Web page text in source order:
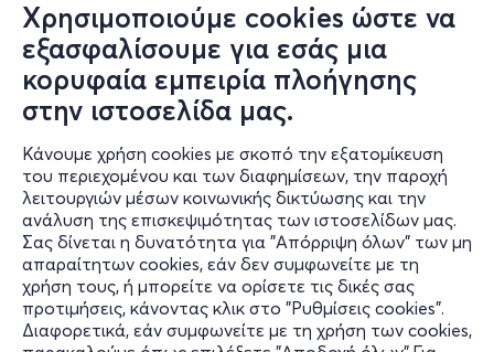
Χρησιμοποιούμε cookies ώστε να
εξασφαλίσουμε για εσάς μια
κορυφαία εμπειρία πλοήγησης
στην ιστοσελίδα μας.
Κάνουμε χρήση cookies με σκοπό την εξατομίκευση
του περιεχομένου και των διαφημίσεων, την παροχή
λειτουργιών μέσων κοινωνικής δικτύωσης και την
ανάλυση της επισκεψιμότητας των ιστοσελίδων μας.
Σας δίνεται η δυνατότητα για "Απόρριψη όλων" των μη
απαραίτητων cookies, εάν δεν συμφωνείτε με τη
χρήση τους, ή μπορείτε να ορίσετε τις δικές σας
προτιμήσεις, κάνοντας κλικ στο "Ρυθμίσεις cookies".
Διαφορετικά, εάν συμφωνείτε με τη χρήση των cookies,
Πληροφορίες
Υποστήριξη
Stay Connected